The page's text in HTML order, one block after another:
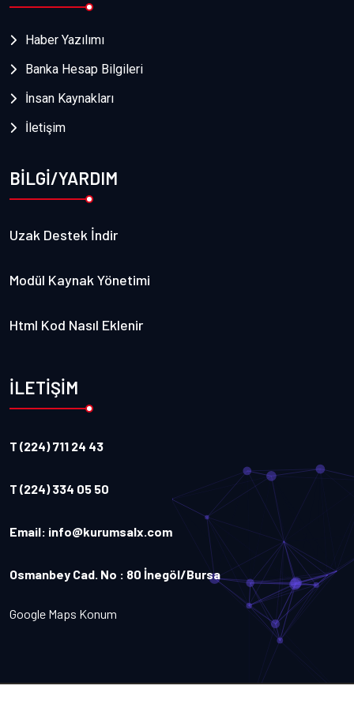
Haber Yazılımı
Banka Hesap Bilgileri
İnsan Kaynakları
İletişim
BİLGİ/YARDIM
Uzak Destek İndir
Modül Kaynak Yönetimi
Html Kod Nasıl Eklenir
İLETİŞİM
T (224) 711 24 43
T (224) 334 05 50
Email: info@kurumsalx.com
Osmanbey Cad. No : 80 İnegöl/Bursa
Google Maps Konum